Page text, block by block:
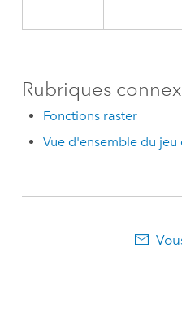
Rubriques
Fonctions raster
Vue d'ensemble du